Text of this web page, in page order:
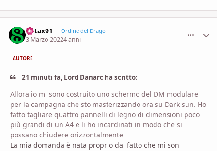
Rotax91 Ordine del Drago
3 Marzo 20224 anni
AUTORE
21 minuti fa, Lord Danarc ha scritto:
Allora io mi sono costruito uno schermo del DM modulare
per la campagna che sto masterizzando ora su Dark sun. Ho
fatto tagliare quattro pannelli di legno di dimensioni poco
più grandi di un A4 e li ho incardinati in modo che si
possano chiudere orizzontalmente.
La mia domanda è nata proprio dal fatto che mi son